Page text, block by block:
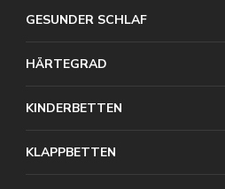
GESUNDER SCHLAF
HÄRTEGRAD
KINDERBETTEN
KLAPPBETTEN